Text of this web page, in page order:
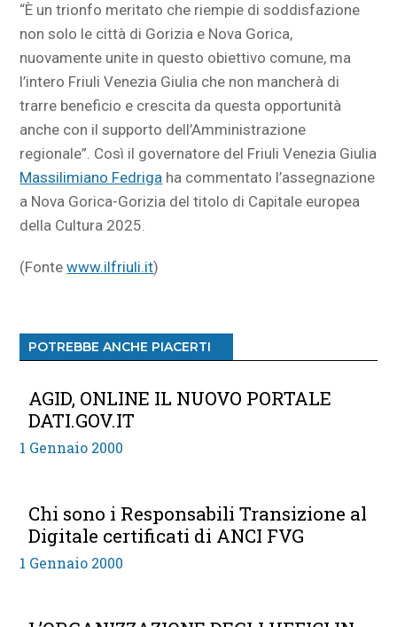
“È un trionfo meritato che riempie di soddisfazione
non solo le città di Gorizia e Nova Gorica,
nuovamente unite in questo obiettivo comune, ma
l’intero Friuli Venezia Giulia che non mancherà di
trarre beneficio e crescita da questa opportunità
anche con il supporto dell’Amministrazione
regionale”. Così il governatore del Friuli Venezia Giulia
Massilimiano Fedriga ha commentato l’assegnazione
a Nova Gorica-Gorizia del titolo di Capitale europea
della Cultura 2025.
(Fontewww.ilfriuli.it)
POTREBBE ANCHE PIACERTI
AGID, ONLINE IL NUOVO PORTALE
DATI.GOV.IT
1 Gennaio 2000
Chi sono i Responsabili Transizione al
Digitale certificati di ANCI FVG
1 Gennaio 2000